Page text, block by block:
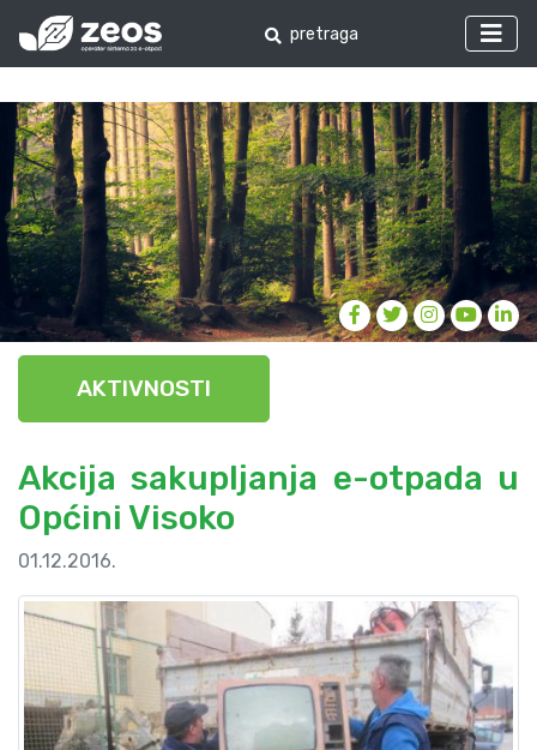
AKTIVNOSTI
Akcija sakupljanja e-otpada u
Općini Visoko
01.12.2016.